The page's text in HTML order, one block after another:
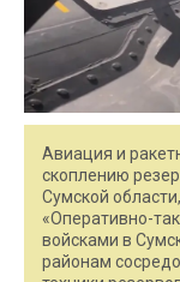
Авиация и
скоплению
Сумской
«Оперативно-
войсками в
районам